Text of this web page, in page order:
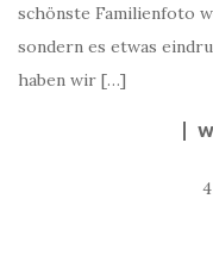
schönste Familienfoto
sondern es etwas
haben wir […]